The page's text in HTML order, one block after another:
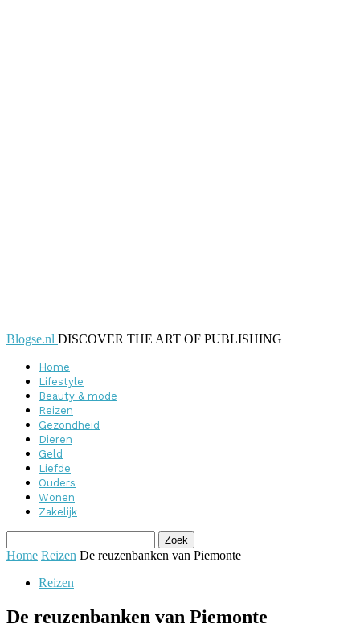
Blogse.nl DISCOVER THE ART OF PUBLISHING
Home
Lifestyle
Beauty & mode
Reizen
Gezondheid
Dieren
Geld
Liefde
Ouders
Wonen
Zakelijk
Home Reizen De reuzenbanken van Piemonte
Reizen
De reuzenbanken van Piemonte